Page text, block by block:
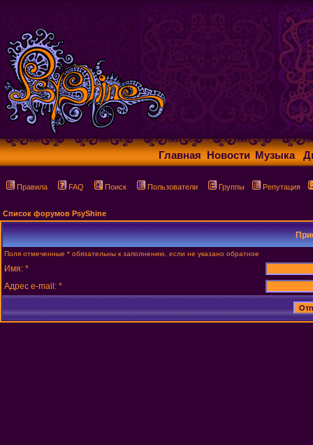
Главная Новости Музыка
Правила FAQ Поиск Пользователи Группы Репутация
Список форумов PsyShine
Поля отмеченные * обязательны к заполнению, если не указано обратное
Имя: *
Адрес e-mail: *